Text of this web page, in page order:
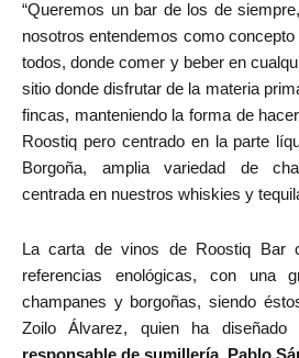
“Queremos un bar de los de
nosotros entendemos como
todos, donde comer y beber en
sitio donde disfrutar de la materia
fincas, manteniendo la forma de
Roostiq pero centrado en la parte
Borgoña, amplia variedad de
centrada en nuestros whiskies y
La carta de vinos de Roostiq Bar
referencias enológicas, con una
champanes y borgoñas, siendo
Zoilo Álvarez, quien ha
responsable de sumillería, Pablo